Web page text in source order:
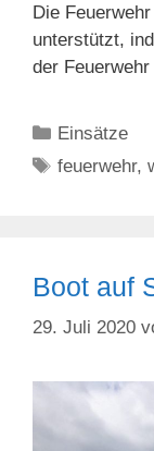
Die
unterstützt,
der
Kategorien
Einsätze
feuerwehr,
Boot auf
29. Juli 2020